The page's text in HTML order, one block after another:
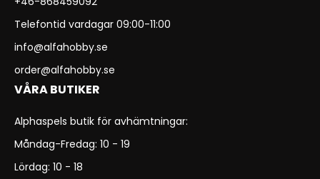
Telefontid vardagar 09:00-11:00
info@alfahobby.se
order@alfahobby.se
VÅRA BUTIKER
Alphaspels butik för avhämtningar:
Måndag-Fredag: 10 - 19
Lördag: 10 - 18